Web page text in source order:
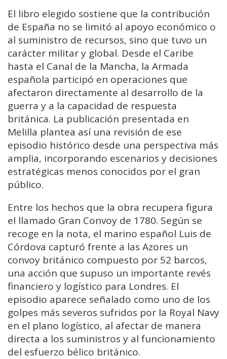
El libro elegido sostiene que la contribución
de España no se limitó al apoyo económico o
al suministro de recursos, sino que tuvo un
carácter militar y global. Desde el Caribe
hasta el Canal de la Mancha, la Armada
española participó en operaciones que
afectaron directamente al desarrollo de la
guerra y a la capacidad de respuesta
británica. La publicación presentada en
Melilla plantea así una revisión de ese
episodio histórico desde una perspectiva más
amplia, incorporando escenarios y decisiones
estratégicas menos conocidos por el gran
público.
Entre los hechos que la obra recupera figura
el llamado Gran Convoy de 1780. Según se
recoge en la nota, el marino español Luis de
Córdova capturó frente a las Azores un
convoy británico compuesto por 52 barcos,
una acción que supuso un importante revés
financiero y logístico para Londres. El
episodio aparece señalado como uno de los
golpes más severos sufridos por la Royal Navy
en el plano logístico, al afectar de manera
directa a los suministros y al funcionamiento
del esfuerzo bélico británico.